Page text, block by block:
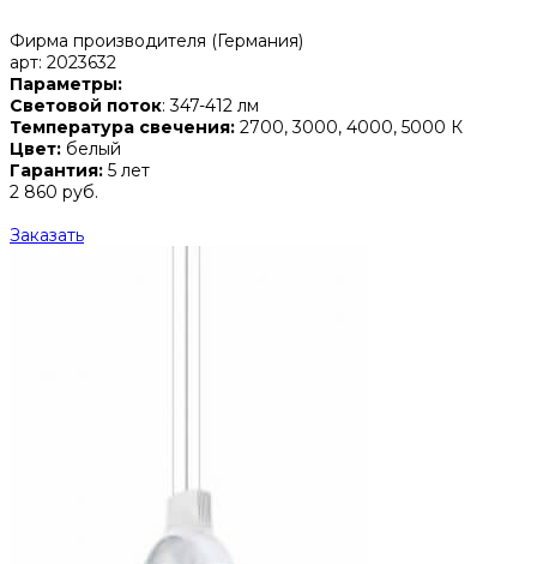
Фирма производителя (Германия)
арт: 2023632
Параметры:
Световой поток: 347-412 лм
Температура свечения: 2700, 3000, 4000, 5000 К
Цвет: белый
Гарантия: 5 лет
2 860 руб.
Заказать